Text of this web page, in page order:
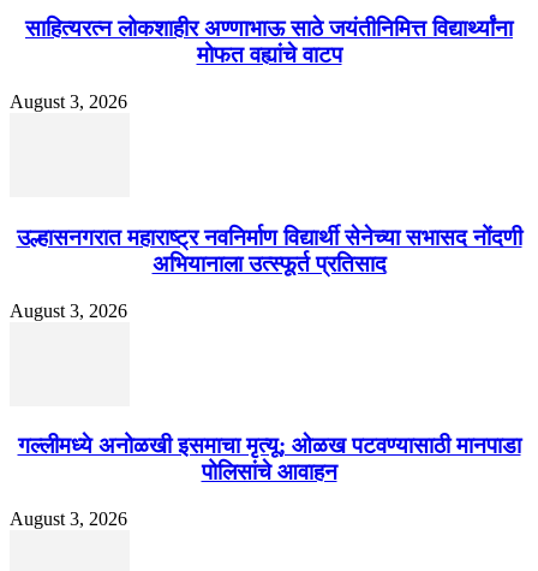
साहित्यरत्न लोकशाहीर अण्णाभाऊ साठे जयंतीनिमित्त विद्यार्थ्यांना
मोफत वह्यांचे वाटप
August 3, 2026
उल्हासनगरात महाराष्ट्र नवनिर्माण विद्यार्थी सेनेच्या सभासद नोंदणी
अभियानाला उत्स्फूर्त प्रतिसाद
August 3, 2026
गल्लीमध्ये अनोळखी इसमाचा मृत्यू; ओळख पटवण्यासाठी मानपाडा
पोलिसांचे आवाहन
August 3, 2026